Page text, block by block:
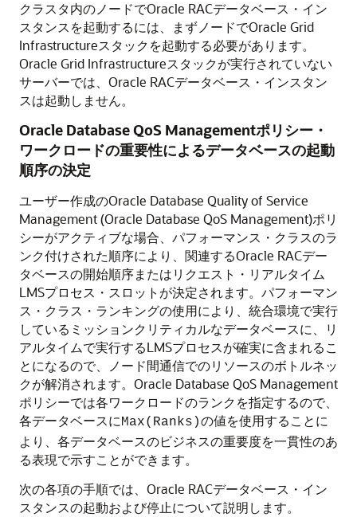
クラスタ内のノードでOracle RACデータベース・イン
スタンスを起動するには、まずノードでOracle Grid
Infrastructureスタックを起動する必要があります。
Oracle Grid Infrastructureスタックが実行されていない
サーバーでは、Oracle RACデータベース・インスタン
スは起動しません。
Oracle Database QoS Managementポリシー・
ワークロードの重要性によるデータベースの起動
順序の決定
ユーザー作成のOracle Database Quality of Service
Management (Oracle Database QoS Management)ポリ
シーがアクティブな場合、パフォーマンス・クラスのラ
ンク付けされた順序により、関連するOracle RACデー
タベースの開始順序またはリクエスト・リアルタイム
LMSプロセス・スロットが決定されます。パフォーマン
ス・クラス・ランキングの使用により、統合環境で実行
しているミッションクリティカルなデータベースに、リ
アルタイムで実行するLMSプロセスが確実に含まれるこ
とになるので、ノード間通信でのリソースのボトルネッ
クが解消されます。Oracle Database QoS Management
ポリシーでは各ワークロードのランクを指定するので、
各データベースにMax(Ranks)の値を使用することに
より、各データベースのビジネスの重要度を一貫性のあ
る表現で示すことができます。
次の各項の手順では、Oracle RACデータベース・イン
スタンスの起動および停止について説明します。